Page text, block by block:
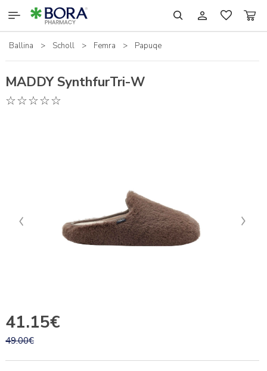
RILASTIL
SCHOLL
SHTESAT USHQIMORE
Ballina > Scholl > Femra > Papuqe
MADDY SynthfurTri-W
41.15€
49.00€